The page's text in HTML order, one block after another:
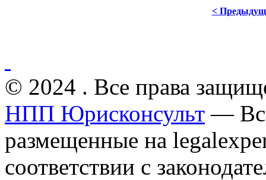
<
© 2024 . Все права
НПП Юрисконсульт —
размещенные на
соответствии с